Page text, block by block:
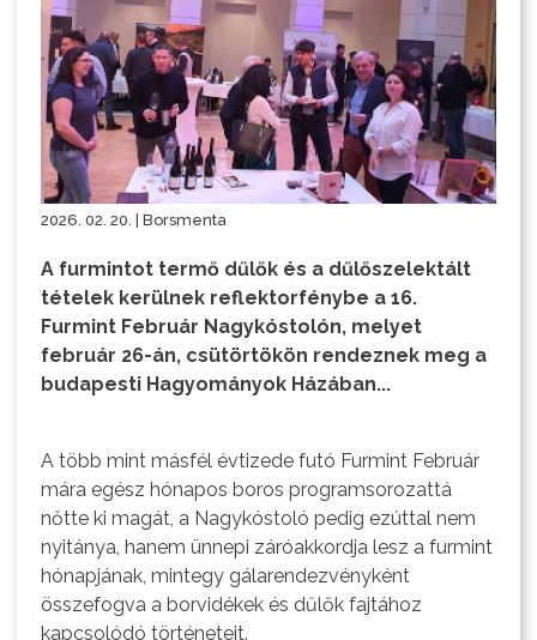
2026. 02. 20. | Borsmenta
A furmintot termő dűlők és a dűlőszelektált
tételek kerülnek reflektorfénybe a 16.
Furmint Február Nagykóstolón, melyet
február 26-án, csütörtökön rendeznek meg a
budapesti Hagyományok Házában...
A több mint másfél évtizede futó Furmint Február
mára egész hónapos boros programsorozattá
nőtte ki magát, a Nagykóstoló pedig ezúttal nem
nyitánya, hanem ünnepi záróakkordja lesz a furmint
hónapjának, mintegy gálarendezvényként
összefogva a borvidékek és dűlők fajtához
kapcsolódó történeteit.